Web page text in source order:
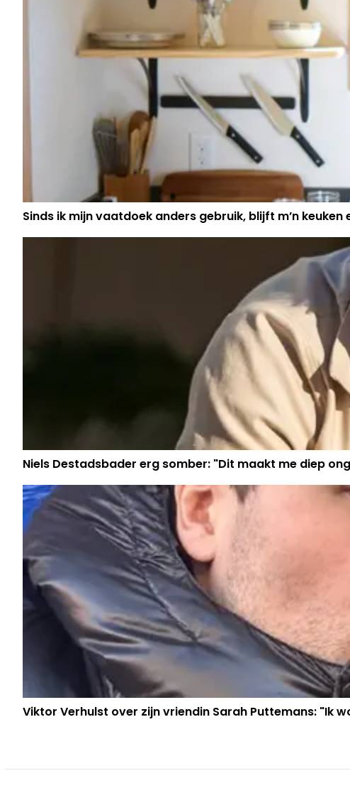
Sinds ik mijn vaatdoek anders gebruik, blijft m’n
Niels Destadsbader erg somber: "Dit maakt me diep
Viktor Verhulst over zijn vriendin Sarah Puttemans: "Ik